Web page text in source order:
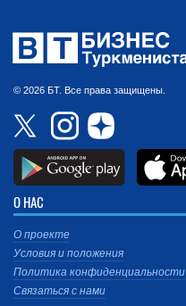
© 2026 БТ. Все права защищены.
О НАС
О проекте
Условия и положения
Политика конфиденциальности
Связаться с нами